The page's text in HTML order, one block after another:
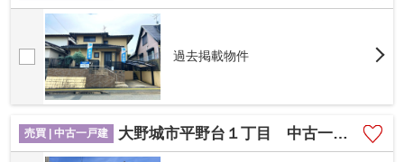
過去掲載物件
売買 | 中古一戸建 大野城市平野台１丁目 中古一戸建☆仲介手数料無料☆